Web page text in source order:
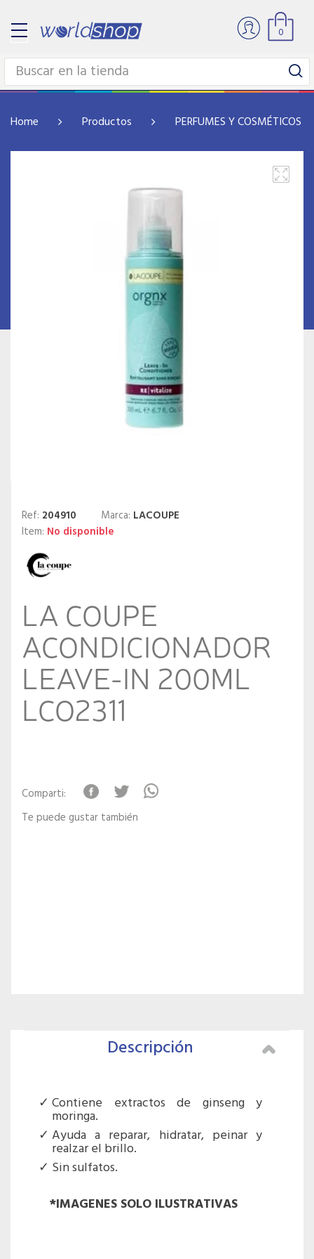
0
Home Productos PERFUMES Y COSMÉTICOS
Ref: 204910 Marca: LACOUPE
Item: No disponible
LA COUPE
ACONDICIONADOR
LEAVE-IN 200ML
LCO2311
Comparti:
Te puede gustar también
Descripción
Contiene extractos de ginseng y
moringa.
Ayuda a reparar, hidratar, peinar y
realzar el brillo.
Sin sulfatos.
*IMAGENES SOLO ILUSTRATIVAS